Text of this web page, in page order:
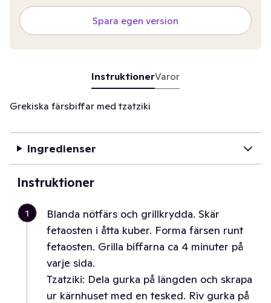
Spara egen version
InstruktionerVaror
Grekiska färsbiffar med tzatziki
Ingredienser
Instruktioner
1
Blanda nötfärs och grillkrydda. Skär
fetaosten i åtta kuber. Forma färsen runt
fetaosten. Grilla biffarna ca 4 minuter på
varje sida.
Tzatziki: Dela gurka på längden och skrapa
ur kärnhuset med en tesked. Riv gurka på